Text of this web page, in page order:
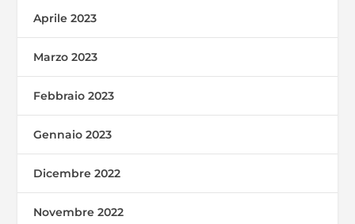
Aprile 2023
Marzo 2023
Febbraio 2023
Gennaio 2023
Dicembre 2022
Novembre 2022